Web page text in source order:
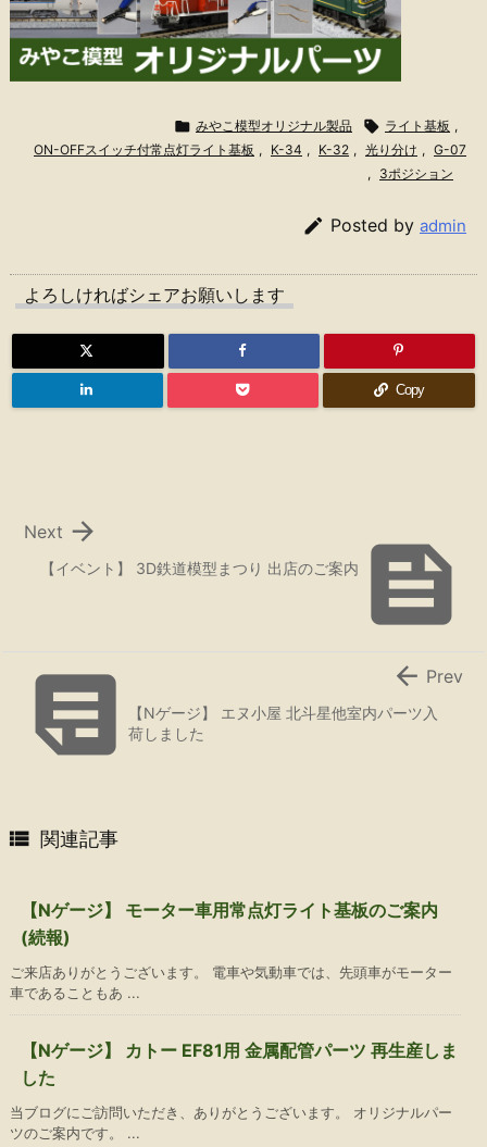
 みやこ模型オリジナル製品  ライト基板 ,
ON-OFFスイッチ付常点灯ライト基板 , K-34 , K-32 , 光り分け , G-07
,
3ポジション
 Posted by admin
よろしければシェアお願いします
Copy

【イベント】 3D鉄道模型まつり 出店のご案内

Next
 【Nゲージ】 エヌ小屋 北斗星他室内パーツ入
荷しました
 Prev
 関連記事
【Nゲージ】 モーター車用常点灯ライト基板のご案内
(続報)
ご来店ありがとうございます。 電車や気動車では、先頭車がモーター
車であることもあ ...
【Nゲージ】 カトー EF81用 金属配管パーツ 再生産しま
した
当ブログにご訪問いただき、ありがとうございます。 オリジナルパー
ツのご案内です。 ...